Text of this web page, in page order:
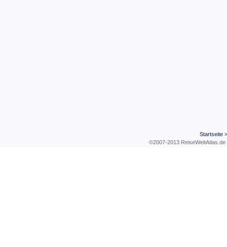
Startseite
©2007-2013